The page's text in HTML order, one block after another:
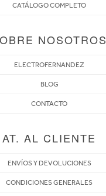
CATÁLOGO COMPLETO
NOSOTROS
ELECTROFERNANDEZ
BLOG
CONTACTO
AT. AL CLIENTE
ENVÍOS Y DEVOLUCIONES
CONDICIONES GENERALES